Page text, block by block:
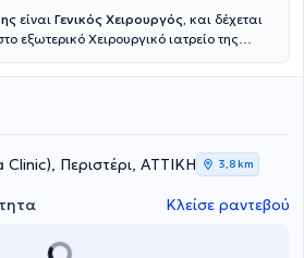
είναι Γενικός Χειρουργός, και δέχεται
εξωτερικό Χειρουργικό ιατρείο της
Πανεπιστημίου Αθηνών και απόφοιτος
Γενικό Νοσοκομείο Πειραιά
. Από το 2007 υπηρετεί στο Γενικό
όπου σήμερα φέρει το βαθμό του
Έχει διατελέσει Επιμελητής Α΄ και Β΄
"Η Ελπίς", Μυτιλήνης και Λήμνου,
Η εξειδίκευσή του αφορά τη
Περιστέρι, ΑΤΤΙΚΗ 3,8 km
Κλείσε ραντεβού